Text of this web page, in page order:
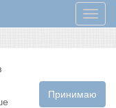
Меню
Принимаю